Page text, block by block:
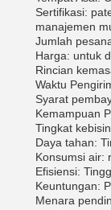
Sertifikasi:
manajemen
Jumlah
Harga: untuk
Rincian
Waktu
Syarat
Kemampuan
Tingkat
Daya tahan:
Konsumsi air:
Efisiensi:
Keuntungan:
Menara